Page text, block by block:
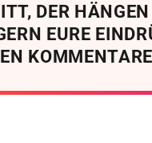
DER
EURE